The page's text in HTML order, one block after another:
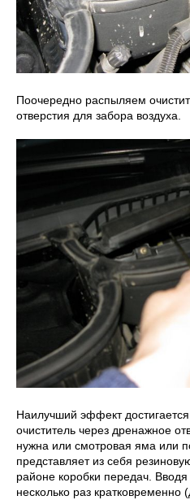
Поочередно распыляем
отверстия для забора воздуха.
Наилучший эффект
очиститель через дренажное
нужна или смотровая яма или
представляет из себя
районе коробки передач.
несколько раз кратковременно